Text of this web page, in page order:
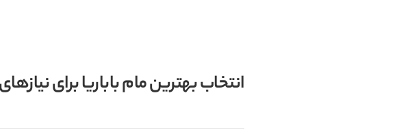
انتخاب بهترین مام باباریا برای